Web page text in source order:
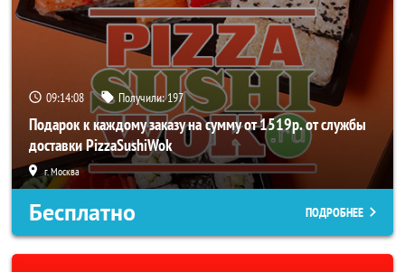
09:14:07 Получили:197
Подарок к каждому заказу на сумму от 1519р. от службы
доставки PizzaSushiWok
г. Москва
Бесплатно ПОДРОБНЕЕ